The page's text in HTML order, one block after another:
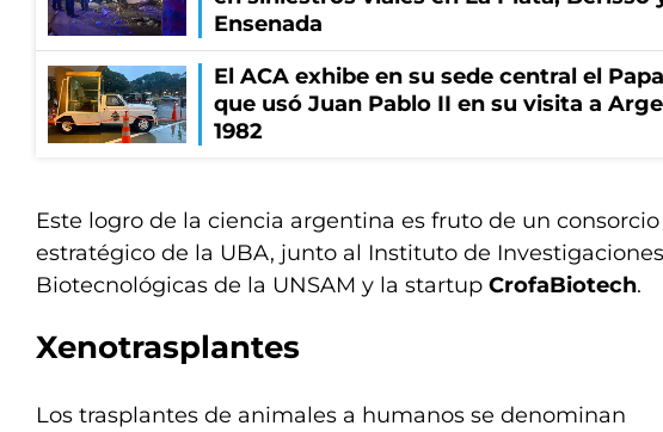
Ensenada
El ACA exhibe en su sede central el
que usó Juan Pablo II en su visita a
1982
Este logro de la ciencia argentina es fruto de un
estratégico de la UBA, junto al Instituto de Investigaciones
Biotecnológicas de la UNSAM y la startup CrofaBiotech.
Xenotrasplantes
Los trasplantes de animales a humanos se denominan